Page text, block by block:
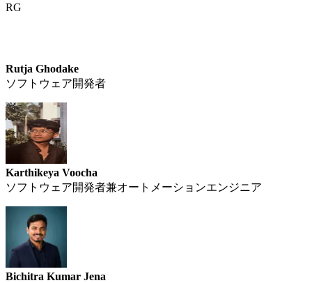
RG
Rutja Ghodake
ソフトウェア開発者
Karthikeya Voocha
ソフトウェア開発者兼オートメーションエンジニア
Bichitra Kumar Jena